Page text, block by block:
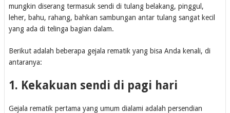
mungkin diserang termasuk sendi di tulang belakang, pinggul,
leher, bahu, rahang, bahkan sambungan antar tulang sangat kecil
yang ada di telinga bagian dalam.
Berikut adalah beberapa gejala rematik yang bisa Anda kenali, di
antaranya:
1. Kekakuan sendi di pagi hari
Gejala rematik pertama yang umum dialami adalah persendian